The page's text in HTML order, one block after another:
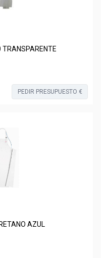
TRANSPARENTE
PEDIR PRESUPUESTO €
AZUL